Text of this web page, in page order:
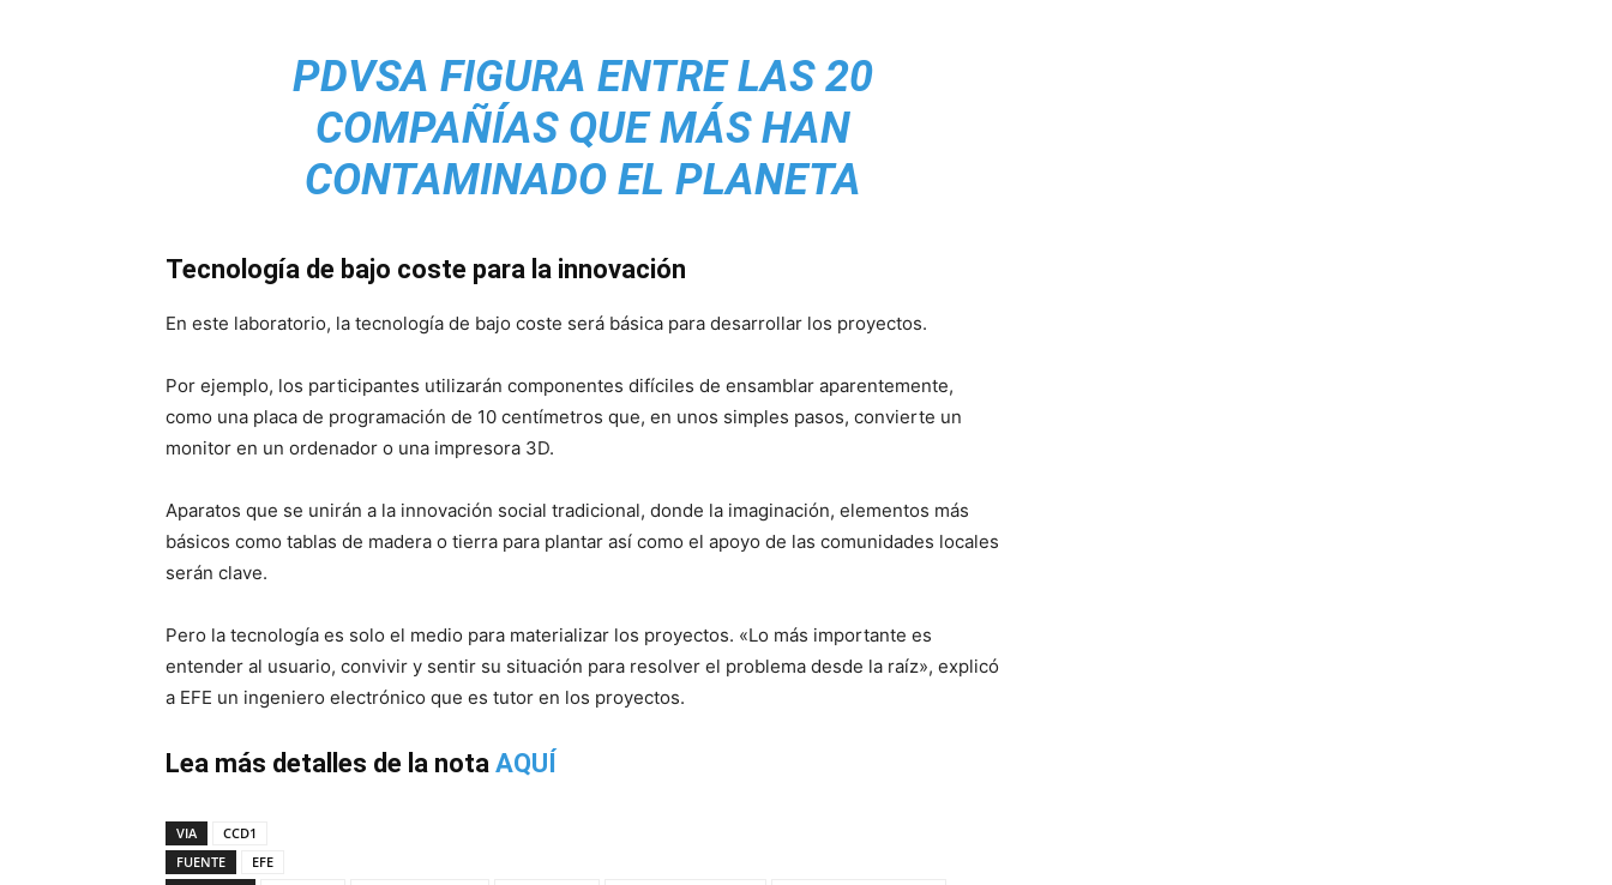
PDVSA FIGURA ENTRE LAS 20
COMPAÑÍAS QUE MÁS HAN
CONTAMINADO EL PLANETA
Tecnología de bajo coste para la innovación
En este laboratorio, la tecnología de bajo coste será básica para desarrollar los proyectos.
Por ejemplo, los participantes utilizarán componentes difíciles de ensamblar aparentemente,
como una placa de programación de 10 centímetros que, en unos simples pasos, convierte un
monitor en un ordenador o una impresora 3D.
Aparatos que se unirán a la innovación social tradicional, donde la imaginación, elementos más
básicos como tablas de madera o tierra para plantar así como el apoyo de las comunidades locales
serán clave.
Pero la tecnología es solo el medio para materializar los proyectos. «Lo más importante es
entender al usuario, convivir y sentir su situación para resolver el problema desde la raíz», explicó
a EFE un ingeniero electrónico que es tutor en los proyectos.
Lea más detalles de la nota AQUÍ
VIA
CCD1
FUENTE
EFE